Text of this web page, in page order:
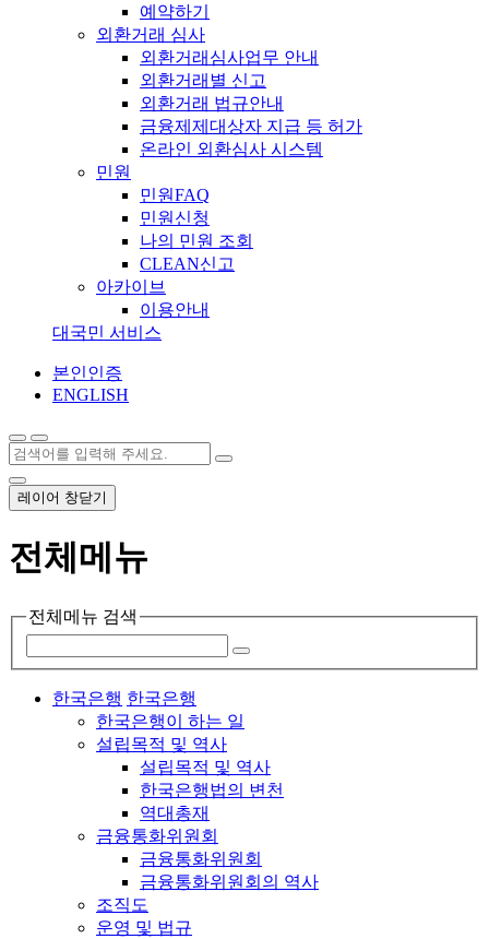
예약하기
외환거래 심사
외환거래심사업무 안내
외환거래별 신고
외환거래 법규안내
금융제제대상자 지급 등 허가
온라인 외환심사 시스템
민원
민원FAQ
민원신청
나의 민원 조회
CLEAN신고
아카이브
이용안내
대국민 서비스
본인인증
ENGLISH
레이어 창닫기
전체메뉴
전체메뉴 검색
한국은행 한국은행
한국은행이 하는 일
설립목적 및 역사
설립목적 및 역사
한국은행법의 변천
역대총재
금융통화위원회
금융통화위원회
금융통화위원회의 역사
조직도
운영 및 법규